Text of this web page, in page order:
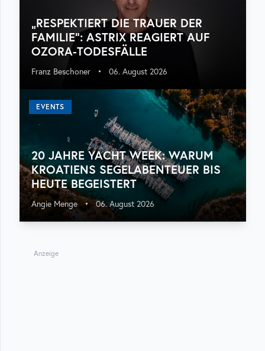
„RESPEKTIERT DIE TRAUER DER
FAMILIE“: ASTRIX REAGIERT AUF
OZORA-TODESFÄLLE
Franz Beschoner • 06. August 2026
EVENTS
20 JAHRE YACHT WEEK: WARUM
KROATIENS SEGELABENTEUER BIS
HEUTE BEGEISTERT
Angie Menge • 06. August 2026
Anzeige